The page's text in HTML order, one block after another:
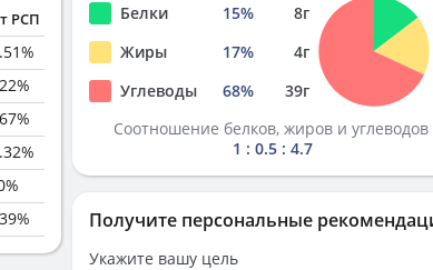
РСП
%
%
%
%
%
%
Белки 15% 8г
Жиры
17% 4г
Углеводы
68% 39г
Соотношение белков, жиров и углеводов
1 : 0.5 : 4.7
Получите персональные
Укажите вашу цель